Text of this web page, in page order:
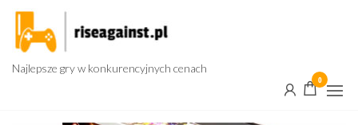
Przejdź
treści
Najlepsze gry w konkurencyjnych cenach
0